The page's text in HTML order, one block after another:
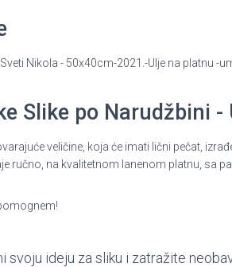
Nikola - 50x40cm-2021.-Ulje na platnu -
Slike po Narudžbini
veličine, koja će imati lični pečat,
ručno, na kvalitetnom lanenom platnu, sa
svoju ideju za sliku i zatražite